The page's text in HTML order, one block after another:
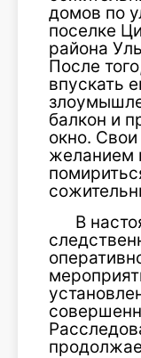
домов по
поселке
района
После
впускать
балкон и
окно.
желанием
В